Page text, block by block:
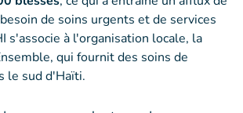
de soins urgents et de services
s'associe à l'organisation locale, la
qui fournit des soins de
le sud d'Haïti.